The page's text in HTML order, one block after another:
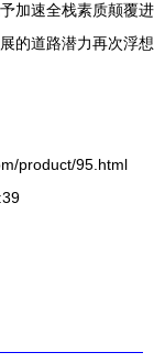
加速全栈素质颠覆进
的道路潜力再次浮想
product/95.html